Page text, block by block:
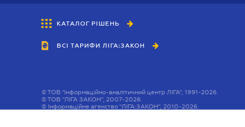
БУХГАЛТЕР&ЗАКОН
ВІСНИК МСФЗ
КАТАЛОГ РІШЕНЬ
ВСІ ТАРИФИ ЛІГА:ЗАКОН
©ТОВ "інформаційно-аналітичний центр ЛІГА", 1991-2026.
©ТОВ "ЛІГА ЗАКОН", 2007-2026.
© Інформаційне агенство "ЛІГА:ЗАКОН", 2010-2026.